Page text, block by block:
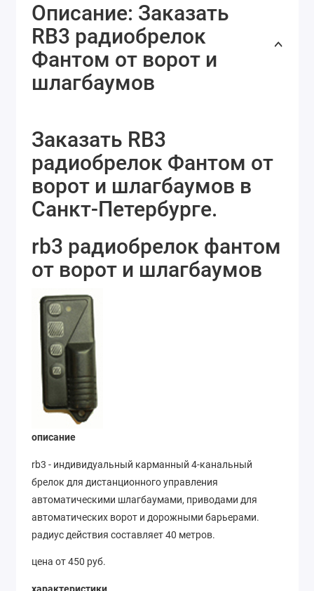
Описание: Заказать
RB3 радиобрелок
Фантом от ворот и
шлагбаумов
Заказать RB3
радиобрелок Фантом от
ворот и шлагбаумов в
Санкт-Петербурге.
rb3 радиобрелок фантом
от ворот и шлагбаумов
описание
rb3 - индивидуальный карманный 4-канальный
брелок для дистанционного управления
автоматическими шлагбаумами, приводами для
автоматических ворот и дорожными барьерами.
радиус действия составляет 40 метров.
цена от 450 руб.
характеристики